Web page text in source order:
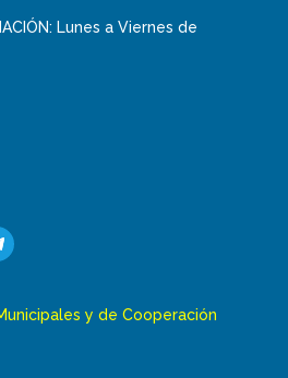
Lunes a Viernes de
y de Cooperación